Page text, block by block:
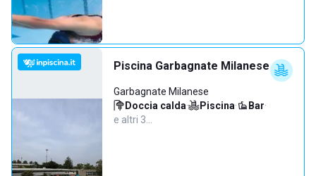
Piscina Garbagnate Milanese
Garbagnate Milanese
Doccia calda· Piscina· Bar·
e altri 3…